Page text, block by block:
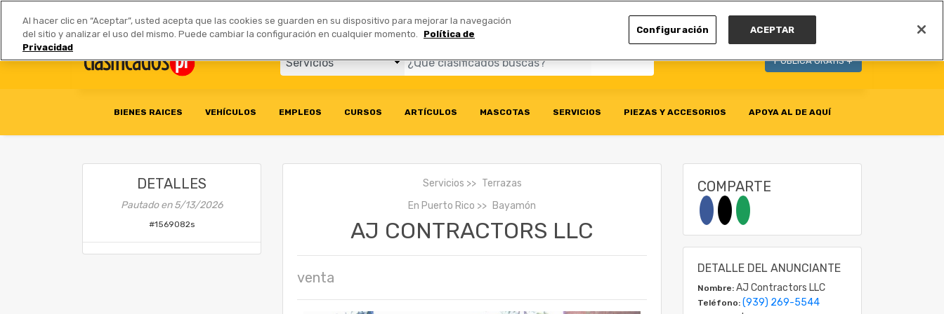
Anúnciate | Tarifas Socios Comerciales
PUBLICA GRATIS +
BIENES RAICES VEHÍCULOS EMPLEOS CURSOS ARTÍCULOS MASCOTAS SERVICIOS PIEZAS Y ACCESORIOS APOYA AL DE AQUÍ
DETALLES
Pautado en5/13/2026
#1569082s
Servicios
Terrazas
En Puerto Rico Bayamón
AJ CONTRACTORS LLC
venta
COMPARTE
DETALLE DEL ANUNCIANTE
Nombre: AJ Contractors LLC
Teléfono: (939) 269-5544
Al hacer clic en “Aceptar”, usted acepta que las cookies se guarden en su dispositivo para mejorar la navegación
del sitio y analizar el uso del mismo. Puede cambiar la configuración en cualquier momento.
Política de
Privacidad
Configuración ACEPTAR